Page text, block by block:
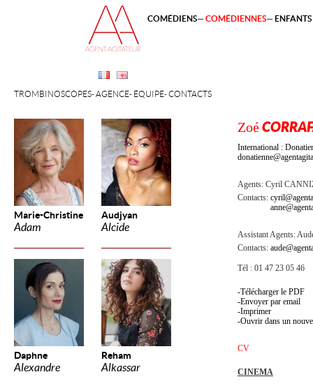
Marie-Christine
Adam
Audjyan
Alcide
Daphne
Alexandre
Reham
Alkassar
TROMBINOSCOPES AGENCE ÉQUIPE CONTACTS
COMÉDIENS COMÉDIENNES
Zoé
International :
Agents: Cyril
Contacts:
Assistant Agents:
Contacts:
Tél : 01 47 23 05 46
Télécharger le PDF
Envoyer par email
Imprimer
Ouvrir dans un
CV
CINEMA